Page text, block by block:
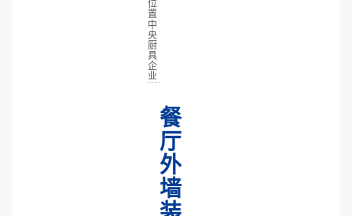
位
置
中
央
厨
具
企
业
餐
厅
外
墙